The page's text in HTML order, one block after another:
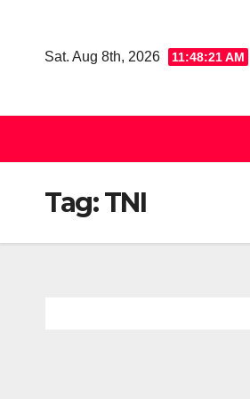
Sat. Aug 8th, 2026 11:48:22 AM
Tag:TNI